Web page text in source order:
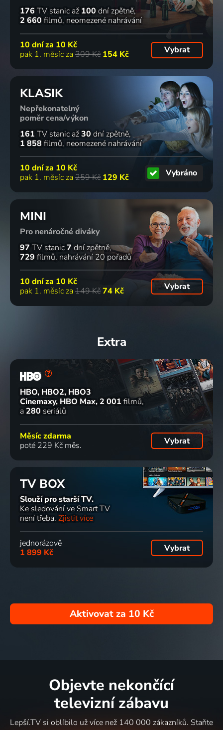
176 TV stanic až 100 dní zpětně
2 660 filmů neomezené nahrávání
10 dní za 10 Kč
pak 1. měsíc za 309 Kč 154 Kč Vybrat
KLASIK
Nepřekonatelný
poměr cena/výkon
161 TV stanic až30 dní zpětně
1 858 filmů neomezené nahrávání
10 dní za 10 Kč
pak 1. měsíc za 259 Kč 129 Kč Vybráno
MINI
Pro nenáročné diváky
97 TV stanic7 dní zpětně
729 filmů nahrávání 20 pořadů
10 dní za 10 Kč
pak 1. měsíc za 149 Kč74 Kč Vybrat
Extra
HBO, HBO2, HBO3
Cinemaxy, HBO Max 2 001 filmů
a 280 seriálů
Měsíc zdarma
poté 229 Kč měs.
Vybrat
TV BOX
Slouží pro starší TV.
Ke sledování ve Smart TV
není třeba. Zjistit více
jednorázově
1 899 Kč
Vybrat
Aktivovat za 10 Kč
Objevte nekončící
televizní zábavu
Lepší.TV si oblíbilo už více než 140 000 zákazníků. Staňte